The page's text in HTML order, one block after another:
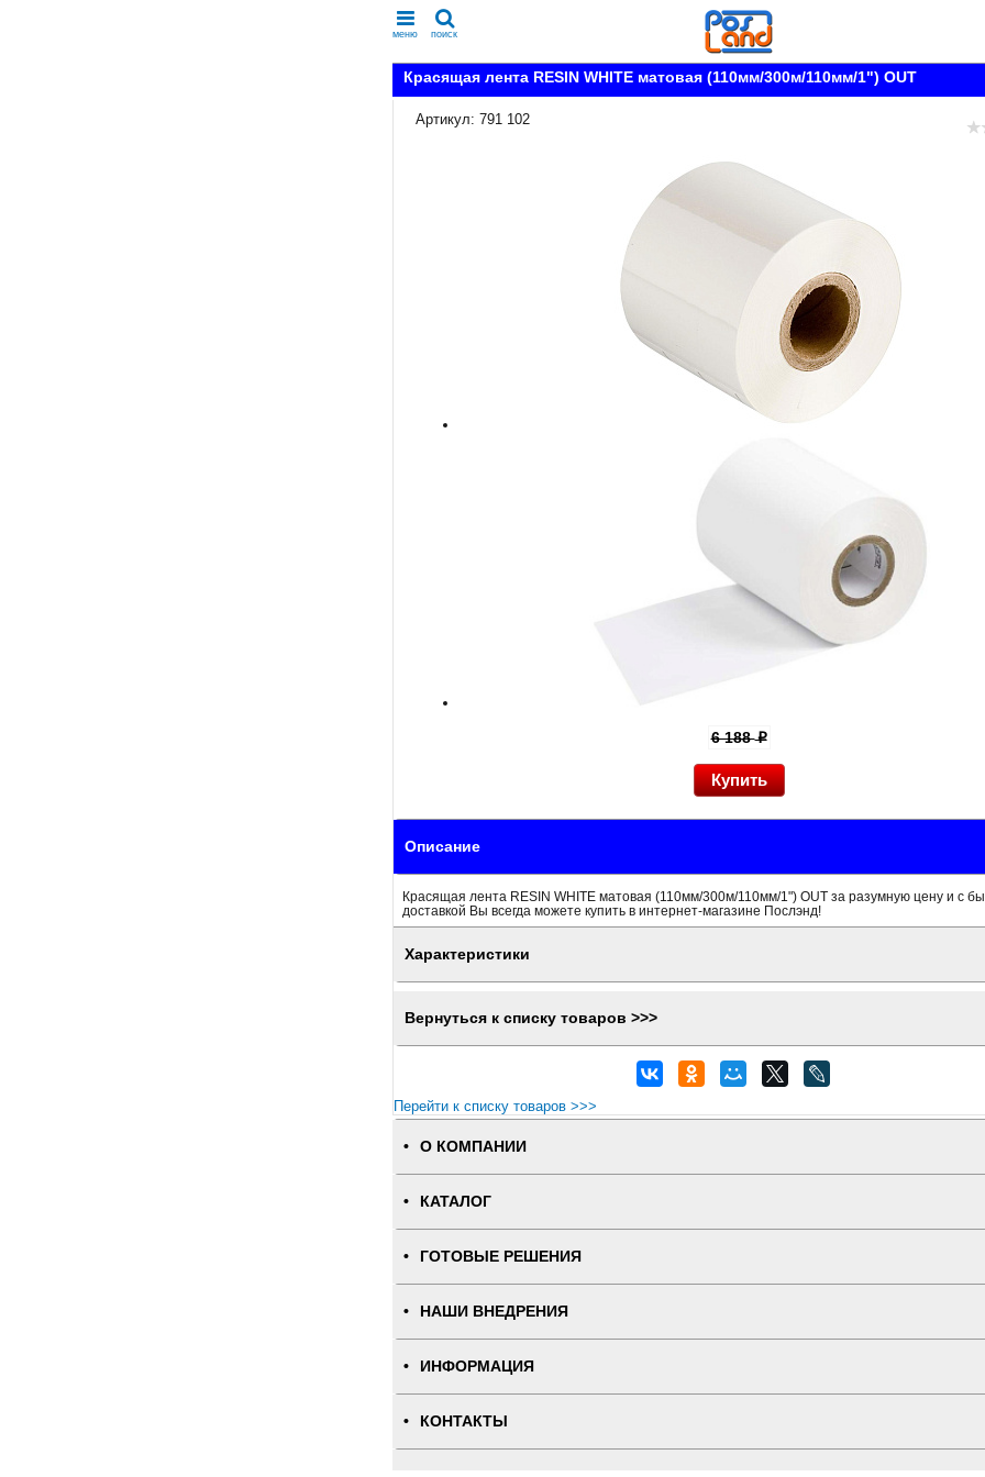
меню поиск
Красящая лента RESIN WHITE матовая (110мм/300м/110мм/1") OUT
Артикул: 791 102
6 188p
Описание
Красящая лента RESIN WHITE матовая (110мм/300м/110мм/1") OUT за разумную цену и с
доставкой Вы всегда можете купить в интернет-магазине Послэнд!
Характеристики
Вернуться к списку товаров >>>
Перейти к списку товаров >>>
О КОМПАНИИ
КАТАЛОГ
ГОТОВЫЕ РЕШЕНИЯ
НАШИ ВНЕДРЕНИЯ
ИНФОРМАЦИЯ
КОНТАКТЫ